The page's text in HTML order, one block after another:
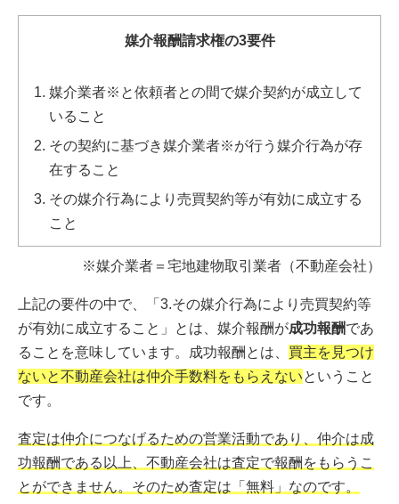
媒介報酬請求権の3要件
媒介業者※と依頼者との間で媒介契約が成立して
いること
その契約に基づき媒介業者※が行う媒介行為が存
在すること
その媒介行為により売買契約等が有効に成立する
こと
※媒介業者＝宅地建物取引業者（不動産会社）
上記の要件の中で、「3.その媒介行為により売買契約等
が有効に成立すること」とは、媒介報酬が成功報酬であ
ることを意味しています。成功報酬とは、 買主を見つけ
ないと不動産会社は仲介手数料をもらえないということ
です。
査定は仲介につなげるための営業活動であり、仲介は成
功報酬である以上、不動産会社は査定で報酬をもらうこ
とができません。そのため査定は「無料」なのです。